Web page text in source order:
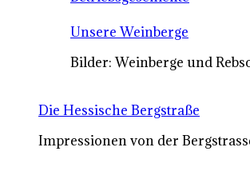
Unsere Weinberge
Bilder: Weinberge und
Die Hessische Bergstraße
Impressionen von der